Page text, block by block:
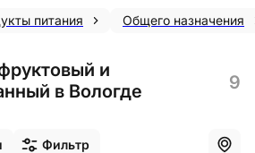
питания Общего назначения
и
в Вологде
9
Фильтр